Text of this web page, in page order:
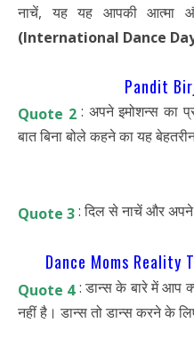
नाचें, यह यह आपकी आत्मा
(International Dance
Pandit
Quote 2: अपने इमोशन्स का
बात बिना बोले कहने का यह
Quote 3: दिल से नाचें और
Dance Moms Reality
Quote 4 : डान्स के बारे में आप
नहीं है। डान्स तो डान्स करने के